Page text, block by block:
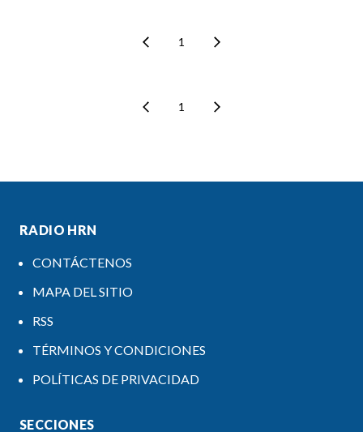
1
1
RADIO HRN
CONTÁCTENOS
MAPA DEL SITIO
RSS
TÉRMINOS Y CONDICIONES
POLÍTICAS DE PRIVACIDAD
SECCIONES